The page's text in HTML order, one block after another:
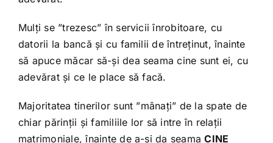
Mulți se ”trezesc” în servicii înrobitoare, cu
datorii la bancă și cu familii de întreținut, înainte
să apuce măcar să-și dea seama cine sunt ei, cu
adevărat și ce le place să facă.
Majoritatea tinerilor sunt ”mânați” de la spate de
chiar părinții și familiile lor să intre în relații
matrimoniale, înainte de a-și da seamaCINE